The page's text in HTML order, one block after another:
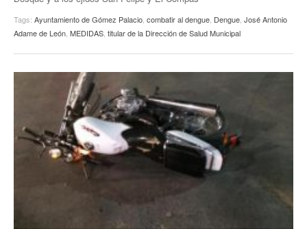
Tags: Ayuntamiento de Gómez Palacio combatir al dengue Dengue José Antonio
Adame de León MEDIDAS titular de la Dirección de Salud Municipal